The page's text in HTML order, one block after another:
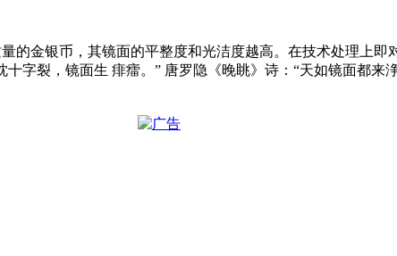
的金银币，其镜面的平整度和光洁度越高。在技术处理上即
字裂，镜面生 痱癗。” 唐罗隐《晚眺》诗：“天如镜面都来